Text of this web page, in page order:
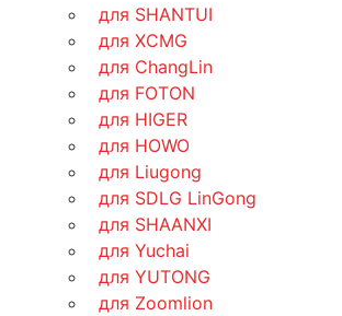
для SHANTUI
для XCMG
для ChangLin
для FOTON
для HIGER
для HOWO
для Liugong
для SDLG LinGong
для SHAANXI
для Yuchai
для YUTONG
для Zoomlion